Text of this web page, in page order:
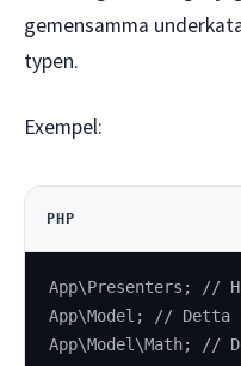
gemensamma
typen.
Exempel:
PHP
App\Presenters; //
App\Model; // Detta
App\Model\Math; //